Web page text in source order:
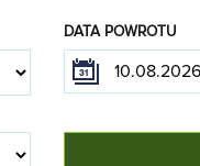
DATA POWROTU